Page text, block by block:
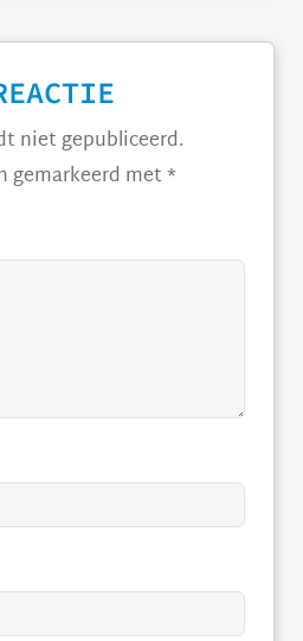
niet gepubliceerd.
gemarkeerd met*